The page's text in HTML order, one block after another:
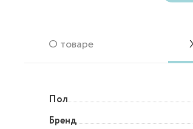
О товаре
Пол
Бренд